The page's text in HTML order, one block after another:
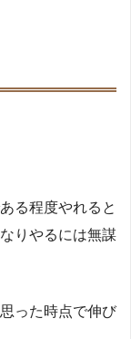
る程度やれると
りやるには無謀
った時点で伸び